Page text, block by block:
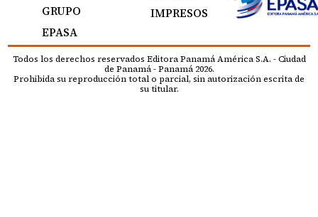
GRUPO
EPASA
IMPRESOS
Todos los derechos reservados Editora Panamá América S.A. - Ciudad
de Panamá - Panamá 2026.
Prohibida su reproducción total o parcial, sin autorización escrita de
su titular.